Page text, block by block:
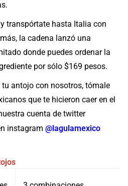
transpórtate hasta Italia con
la cadena lanzó una
donde puedes ordenar la
por sólo $169 pesos.
antojo con nosotros, tómale
que te hicieron caer en el
cuenta de twitter
instagram@lagulamexico